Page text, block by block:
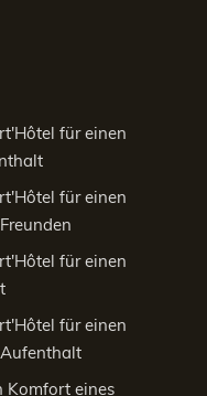
für einen
für einen
für einen
für einen
Komfort eines